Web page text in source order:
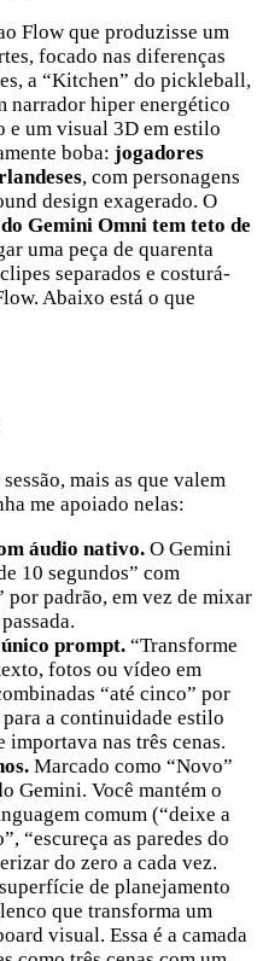
Flow que produzisse um
focado nas diferenças
a “Kitchen” do pickleball,
narrador hiper energético
e um visual 3D em estilo
boba: jogadores
, com personagens
design exagerado. O
Gemini Omni tem teto de
uma peça de quarenta
separados e costurá-
Abaixo está o que
mais as que valem
me apoiado nelas:
áudio nativo. O Gemini
10 segundos” com
por padrão, em vez de mixar
prompt. “Transforme
fotos ou vídeo em
“até cinco” por
a continuidade estilo
importava nas três cenas.
Marcado como “Novo”
Gemini. Você mantém o
comum (“deixe a
“escureça as paredes do
do zero a cada vez.
de planejamento
que transforma um
visual. Essa é a camada